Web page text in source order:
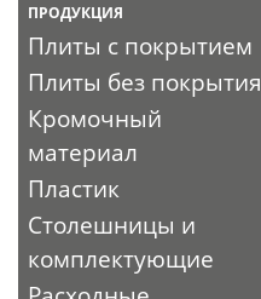
ПРОДУКЦИЯ
Плиты с покрытием
Плиты без покрытия
Кромочный
материал
Пластик
Столешницы и
комплектующие